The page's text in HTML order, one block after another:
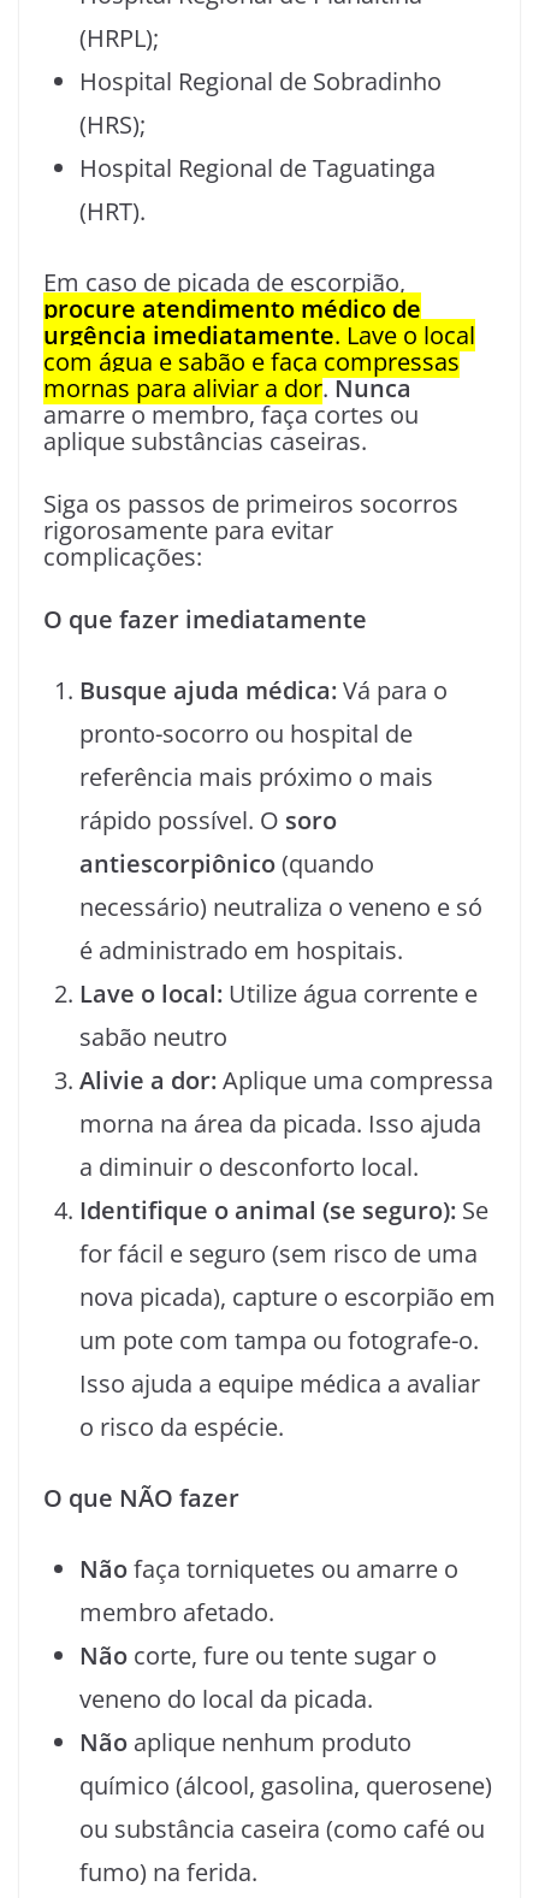
(HRPL);
Hospital Regional de Sobradinho
(HRS);
Hospital Regional de Taguatinga
(HRT).
Em caso de picada de escorpião,
procure atendimento médico de
urgência imediatamente. Lave o local
com água e sabão e faça compressas
mornas para aliviar a dor.Nunca
amarre o membro, faça cortes ou
aplique substâncias caseiras.
Siga os passos de primeiros socorros
rigorosamente para evitar
complicações:
O que fazer imediatamente
Busque ajuda médica:Vá para o
pronto-socorro ou hospital de
referência mais próximo o mais
rápido possível. O soro
antiescorpiônico(quando
necessário) neutraliza o veneno e só
é administrado em hospitais.
Lave o local: Utilize água corrente e
sabão neutro
Alivie a dor:Aplique uma compressa
morna na área da picada. Isso ajuda
a diminuir o desconforto local.
Identifique o animal (se seguro): Se
for fácil e seguro (sem risco de uma
nova picada), capture o escorpião em
um pote com tampa ou fotografe-o.
Isso ajuda a equipe médica a avaliar
o risco da espécie.
O que NÃO fazer
Nãofaça torniquetes ou amarre o
membro afetado.
Não corte, fure ou tente sugar o
veneno do local da picada.
Não aplique nenhum produto
químico (álcool, gasolina, querosene)
ou substância caseira (como café ou
fumo) na ferida.